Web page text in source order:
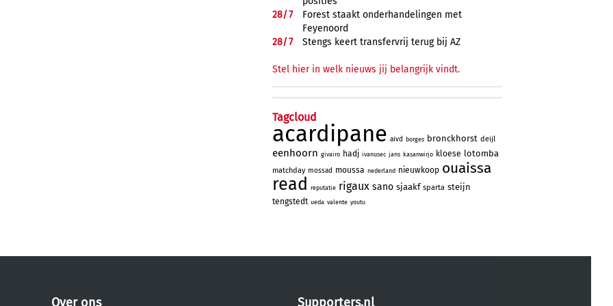
28/7
Forest staakt onderhandelingen met
Feyenoord
28/7 Stengs keert transfervrij terug bij AZ
Stel hier in welk nieuws jij belangrijk vindt.
Tagcloud
acardipane aivd borges bronckhorst deijl
eenhoorn givairo hadj ivanusec jans kasanwirjo kloese lotomba
matchday mossad moussa nederland nieuwkoop ouaissa
read reputatie rigaux sano sjaakf sparta steijn
tengstedt ueda valente youtu
Over ons Supporters.nl